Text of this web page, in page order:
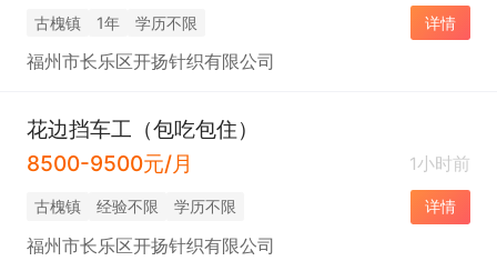
​古槐镇 1年 学历不限 详情
福州市长乐区开扬针织有限公司
花边挡车工（包吃包住）
8500-9500元/月
1小时前
​古槐镇 经验不限 学历不限 详情
福州市长乐区开扬针织有限公司